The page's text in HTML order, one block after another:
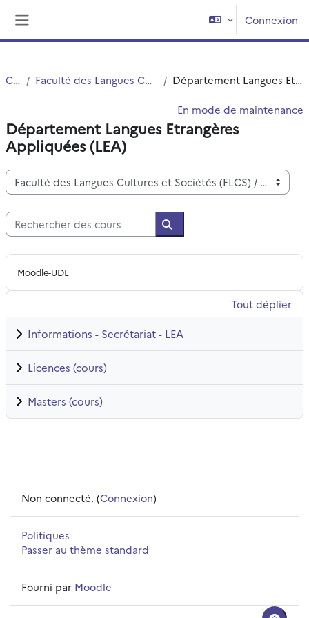
Connexion
Cours Faculté des Langues Cultures et Sociétés (FLCS) Département Langues Etrangères Appliquées (LEA)
En mode de maintenance
Département Langues Etrangères
Appliquées (LEA)
Catégories de cours
Rechercher des cours
Rechercher des cours
Moodle-UDL
Tout déplier
Informations - Secrétariat - LEA
Licences (cours)
Masters (cours)
Non connecté. (Connexion)
Politiques
Passer au thème standard
Fourni par Moodle